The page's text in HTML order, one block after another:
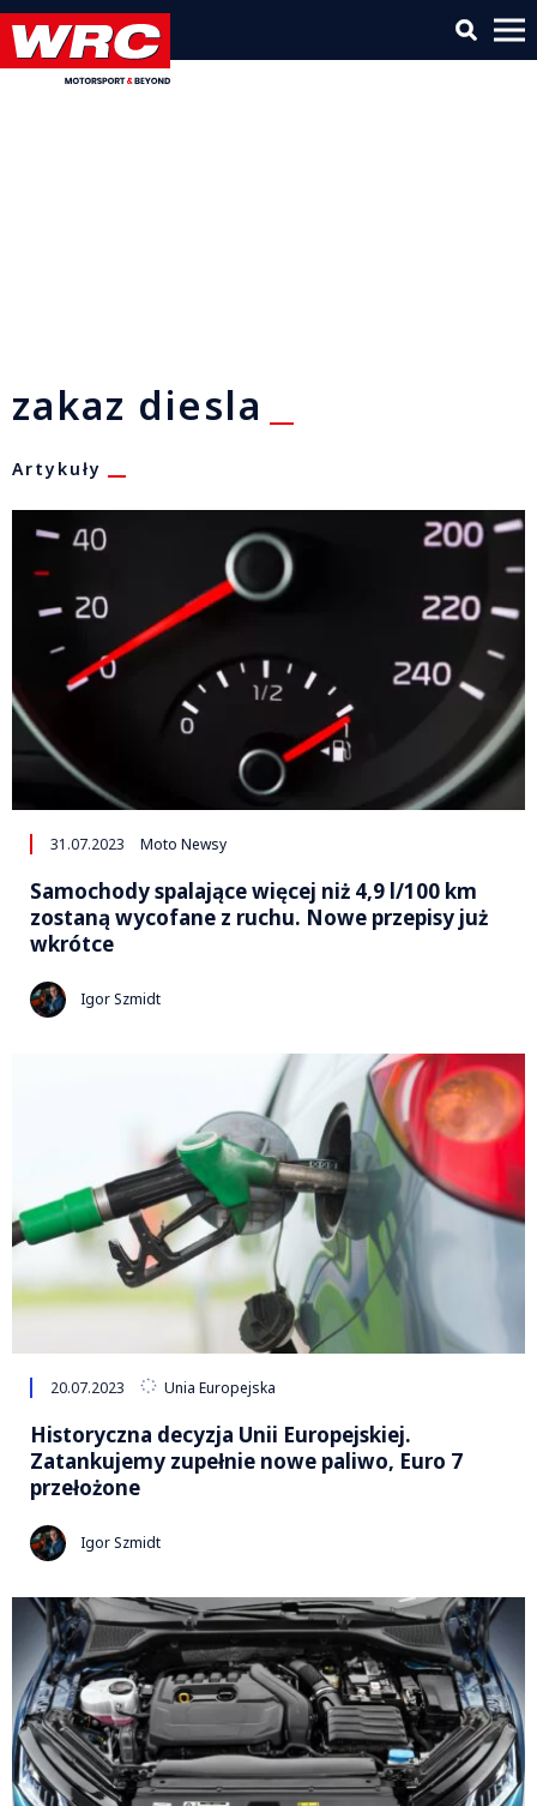
zakaz diesla
Artykuły
31.07.2023 Moto Newsy
Samochody spalające więcej niż 4,9 l/100 km
zostaną wycofane z ruchu. Nowe przepisy już
wkrótce
Igor Szmidt
20.07.2023 Unia Europejska
Historyczna decyzja Unii Europejskiej.
Zatankujemy zupełnie nowe paliwo, Euro 7
przełożone
Igor Szmidt